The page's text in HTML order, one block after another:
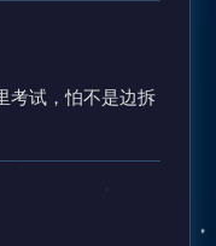
考试，怕不是边拆